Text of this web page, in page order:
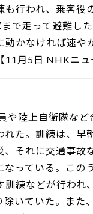
行われ、乗客役
で走って避難し
かなければ速や
月5日 NHKニュ
や陸上自衛隊な
た。訓練は、早
それに交通事故
っている。この
練などが行われ
いていた。また